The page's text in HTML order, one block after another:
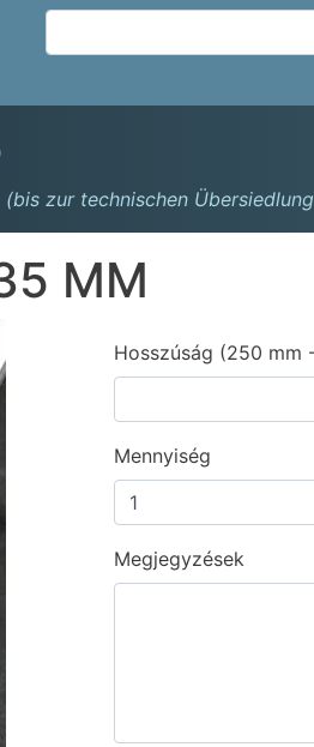
Ugrás
(bis zur technischen
MM
Hosszúság (250 mm
Mennyiség
Megjegyzések